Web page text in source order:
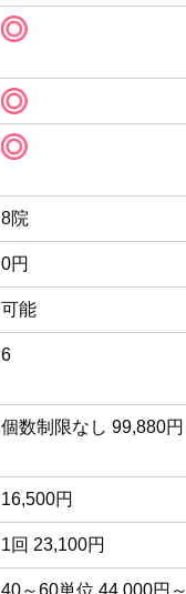
8院
0円
可能
6
個数制限なし 99,880円
16,500円
1回 23,100円
40～60単位 44,000円～